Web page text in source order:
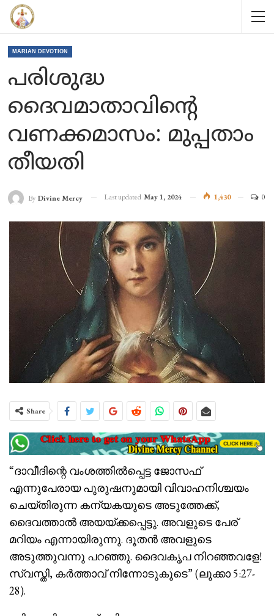
MARIAN DEVOTION
പരിശുദ്ധ
ദൈവമാതാവിന്റെ
വണക്കമാസം: മുപ്പതാം
തീയതി
By Divine Mercy Last updated May 1, 2024 1,430 0
Share
“ദാവീദിന്റെ വംശത്തില്‍പ്പെട്ട ജോസഫ്
എന്നുപേരായ പുരുഷനുമായി വിവാഹനിശ്ചയം
ചെയ്തിരുന്ന കന്യകയുടെ അടുത്തേക്ക്,
ദൈവത്താല്‍ അയയ്ക്കപ്പെട്ടു. അവളുടെ പേര്
മറിയം എന്നായിരുന്നു. ദൂതന്‍ അവളുടെ
അടുത്തുവന്നു പറഞ്ഞു. ദൈവകൃപ നിറഞ്ഞവളേ!
സ്വസ്തി, കര്‍ത്താവ് നിന്നോടുകൂടെ” (ലൂക്കാ 5:27-
28).